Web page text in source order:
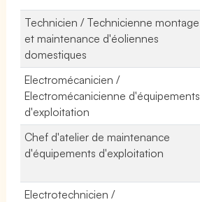
Technicien / Technicienne montage
et maintenance d'éoliennes
domestiques
Electromécanicien /
Electromécanicienne d'équipements
d'exploitation
Chef d'atelier de maintenance
d'équipements d'exploitation
Electrotechnicien /